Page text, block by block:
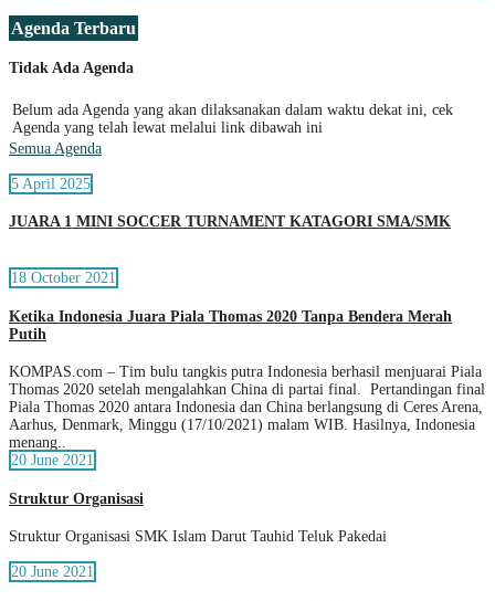
Agenda Terbaru
Tidak Ada Agenda
Belum ada Agenda yang akan dilaksanakan dalam waktu dekat ini, cek
Agenda yang telah lewat melalui link dibawah ini
Semua Agenda
5 April 2025
JUARA 1 MINI SOCCER TURNAMENT KATAGORI SMA/SMK
18 October 2021
Ketika Indonesia Juara Piala Thomas 2020 Tanpa Bendera Merah
Putih
KOMPAS.com – Tim bulu tangkis putra Indonesia berhasil menjuarai Piala
Thomas 2020 setelah mengalahkan China di partai final. Pertandingan final
Piala Thomas 2020 antara Indonesia dan China berlangsung di Ceres Arena,
Aarhus, Denmark, Minggu (17/10/2021) malam WIB. Hasilnya, Indonesia
menang..
20 June 2021
Struktur Organisasi
Struktur Organisasi SMK Islam Darut Tauhid Teluk Pakedai
20 June 2021